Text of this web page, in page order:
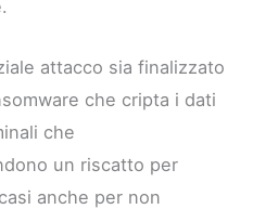
attacco sia finalizzato
che cripta i dati
che
un riscatto per
anche per non